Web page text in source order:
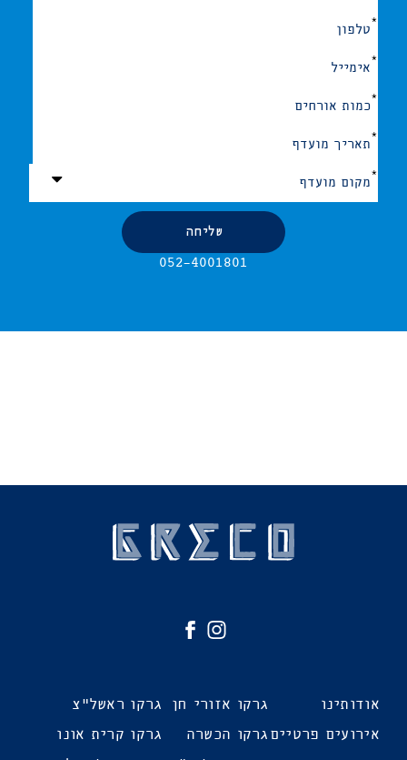
את
טופס
-
פרטיכם
ונחזור
052-4001801
אודותינו
אירועים פרטיים
גרקו אזורי חן
גרקו הכשרה
גרקו ראשל"צ
גרקו קרית אונו
גרקו
באינסטגרם
לעמוד
גרקו
אירועים